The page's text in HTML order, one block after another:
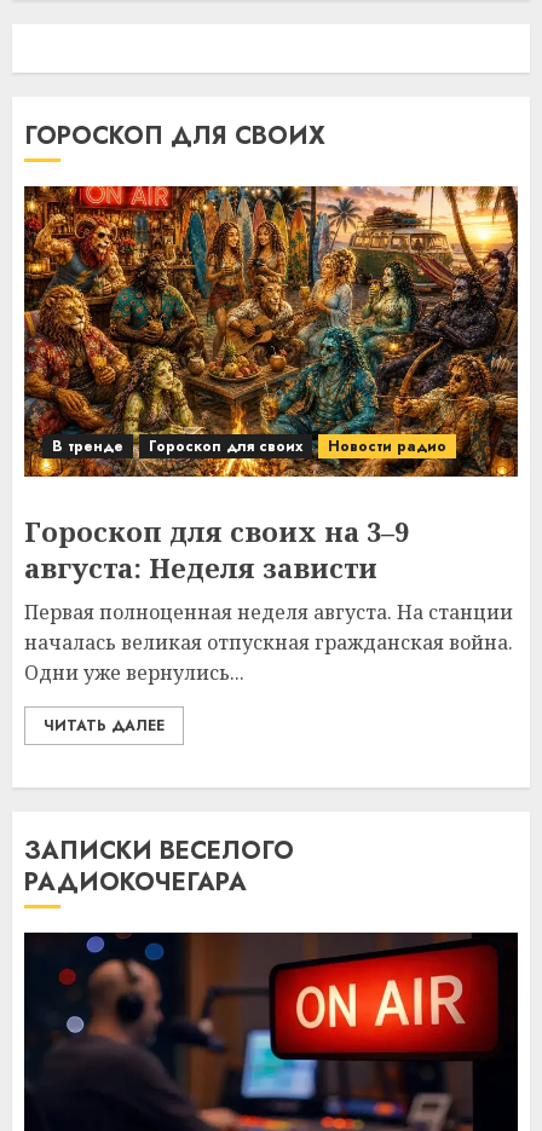
ГОРОСКОП ДЛЯ СВОИХ
В тренде Гороскоп для своих Новости радио
Гороскоп для своих на 3–9
августа: Неделя зависти
Первая полноценная неделя августа. На станции
началась великая отпускная гражданская война.
Одни уже вернулись...
ЧИТАТЬ ДАЛЕЕ
ЗАПИСКИ ВЕСЕЛОГО
РАДИОКОЧЕГАРА